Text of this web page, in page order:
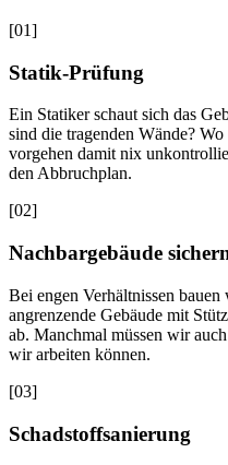
[01]
Statik-Prüfung
Ein Statiker schaut sich das
sind die tragenden Wände?
vorgehen damit nix
den Abbruchplan.
[02]
Nachbargebäude
Bei engen Verhältnissen
angrenzende Gebäude mit
ab. Manchmal müssen wir
wir arbeiten können.
[03]
Schadstoffsanierung